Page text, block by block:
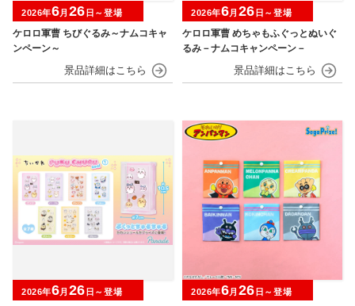
ケロロ軍曹 ちびぐるみ～ナムコキャ
ンペーン～
2026年6月 26 日～登場
ケロロ軍曹 めちゃもふぐっとぬいぐ
るみ－ナムコキャンペーン－
2026年6月 26 日～登場
2026年6月 26 日～登場 2026年6月 26 日～登場